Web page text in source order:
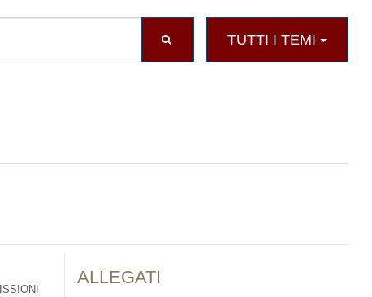
TUTTI I TEMI
ALLEGATI